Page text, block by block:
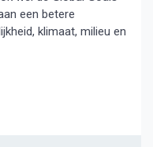
een betere
klimaat, milieu en